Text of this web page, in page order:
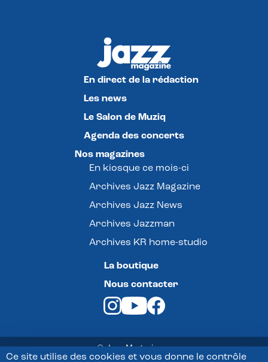
Ce site utilise des cookies et vous donne le contrôle
En direct de la rédaction
Les news
Le Salon de Muziq
Agenda des concerts
Nos magazines
En kiosque ce mois-ci
Archives Jazz Magazine
Archives Jazz News
Archives Jazzman
Archives KR home-studio
La boutique
Nous contacter
© Jazz Magazine -